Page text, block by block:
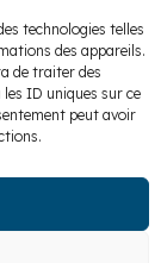
technologies telles
des appareils.
de traiter des
ID uniques sur ce
peut avoir